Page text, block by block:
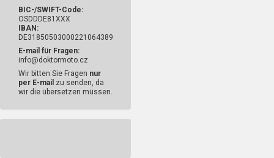
BIC-/SWIFT-Code:
OSDDDE81XXX
IBAN:
DE31850503000221064389
E-mail für Fragen:
info@doktormoto.cz
Wir bitten Sie Fragen nur
per E-mail zu senden, da
wir die übersetzen müssen.